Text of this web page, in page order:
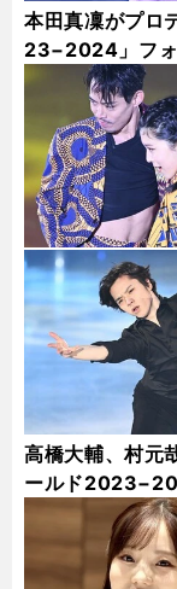
本田真凜がプロ
23−2024」フ
高橋大輔、村元
ールド